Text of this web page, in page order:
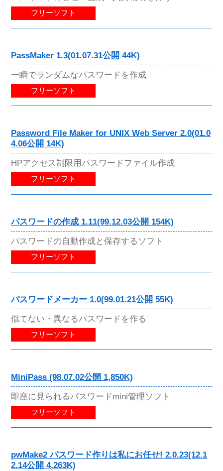
フリーソフト
PassMaker 1.3(01.07.31公開 44K)
一瞬でランダムなパスワードを作成
フリーソフト
Password File Maker for UNIX Web Server 2.0(01.0
4.06公開 14K)
HPアクセス制限用パスワードファイル作成
フリーソフト
パスワードの作成 1.11(99.12.03公開 154K)
パスワードの自動作成と保存するソフト
フリーソフト
パスワードメーカー 1.0(99.01.21公開 55K)
似てない・異なるパスワードを作る
フリーソフト
MiniPass (98.07.02公開 1,850K)
即座に見られるパスワードmini管理ソフト
フリーソフト
pwMake2 パスワード作りは私にお任せ! 2.0.23(12.1
2.14公開 4,263K)